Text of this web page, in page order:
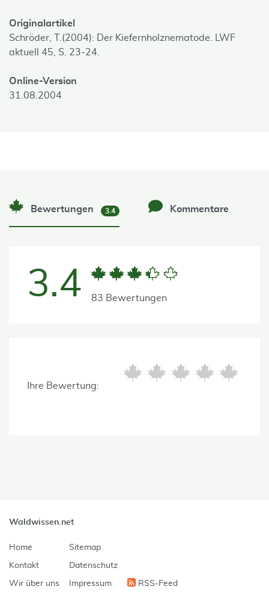
Originalartikel
Schröder, T.(2004): Der Kiefernholznematode. LWF
aktuell 45, S. 23-24.
Online-Version
31.08.2004
Bewertungen 3.4 Kommentare
3.4 83 Bewertungen
Ihre Bewertung:
Waldwissen.net
Home
Kontakt
Wir über uns
Sitemap
Datenschutz
Impressum RSS-Feed